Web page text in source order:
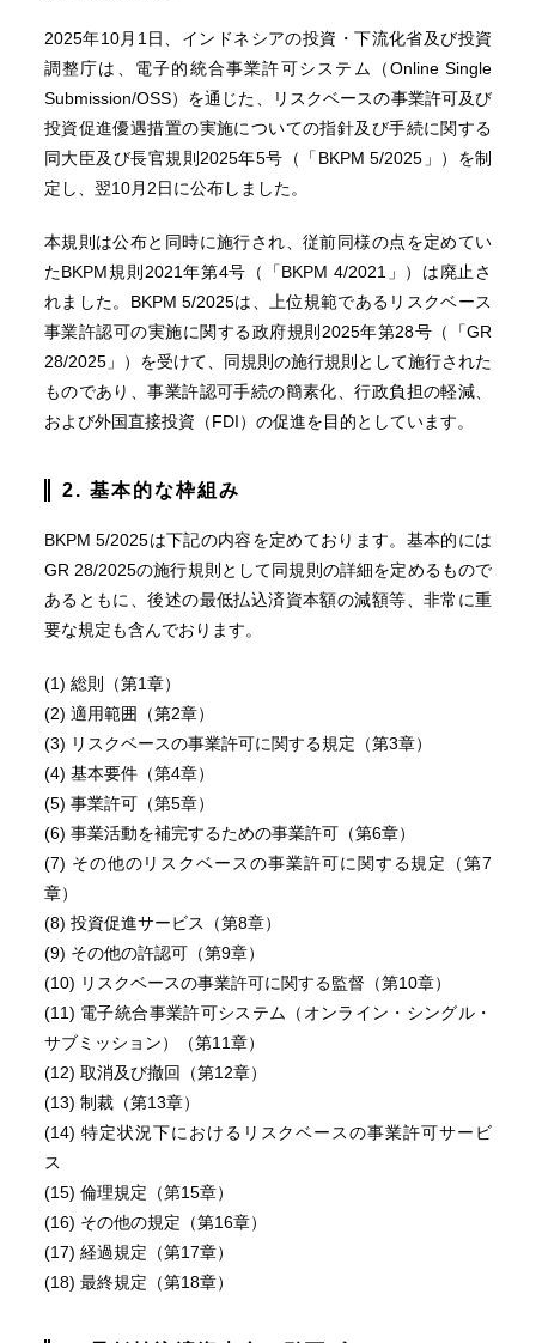
2025年10月1日、インドネシアの投資・下流化省及び投資
調整庁は、電子的統合事業許可システム（Online Single
Submission/OSS）を通じた、リスクベースの事業許可及び
投資促進優遇措置の実施についての指針及び手続に関する
同大臣及び長官規則2025年5号（「BKPM 5/2025」）を制
定し、翌10月2日に公布しました。
本規則は公布と同時に施行され、従前同様の点を定めてい
たBKPM規則2021年第4号（「BKPM 4/2021」）は廃止さ
れました。BKPM 5/2025は、上位規範であるリスクベース
事業許認可の実施に関する政府規則2025年第28号（「GR
28/2025」）を受けて、同規則の施行規則として施行された
ものであり、事業許認可手続の簡素化、行政負担の軽減、
および外国直接投資（FDI）の促進を目的としています。
2. 基本的な枠組み
BKPM 5/2025は下記の内容を定めております。基本的には
GR 28/2025の施行規則として同規則の詳細を定めるもので
あるともに、後述の最低払込済資本額の減額等、非常に重
要な規定も含んでおります。
(1) 総則（第1章）
(2) 適用範囲（第2章）
(3) リスクベースの事業許可に関する規定（第3章）
(4) 基本要件（第4章）
(5) 事業許可（第5章）
(6) 事業活動を補完するための事業許可（第6章）
(7) その他のリスクベースの事業許可に関する規定（第7
章）
(8) 投資促進サービス（第8章）
(9) その他の許認可（第9章）
(10) リスクベースの事業許可に関する監督（第10章）
(11) 電子統合事業許可システム（オンライン・シングル・
サブミッション）（第11章）
(12) 取消及び撤回（第12章）
(13) 制裁（第13章）
(14) 特定状況下におけるリスクベースの事業許可サービ
ス
(15) 倫理規定（第15章）
(16) その他の規定（第16章）
(17) 経過規定（第17章）
(18) 最終規定（第18章）